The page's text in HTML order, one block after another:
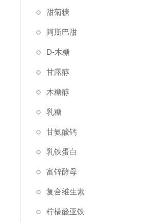
甜菊糖
阿斯巴甜
D-木糖
甘露醇
木糖醇
乳糖
甘氨酸钙
乳铁蛋白
富锌酵母
复合维生素
柠檬酸亚铁